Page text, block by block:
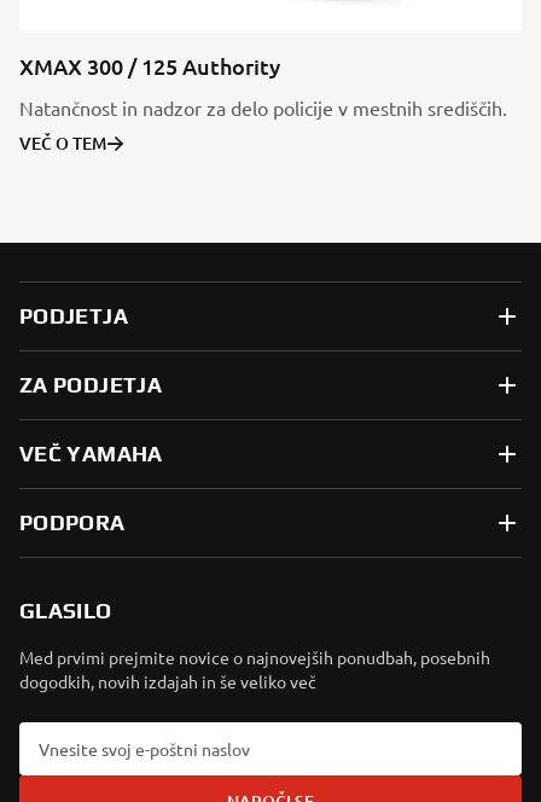
XMAX 300 / 125 Authority
Natančnost in nadzor za delo policije v mestnih središčih.
VEČ O TEM
PODJETJA
ZA PODJETJA
VEČ YAMAHA
PODPORA
GLASILO
Med prvimi prejmite novice o najnovejših ponudbah, posebnih
dogodkih, novih izdajah in še veliko več